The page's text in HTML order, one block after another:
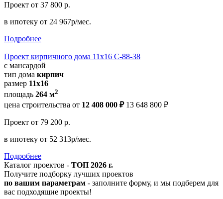
Проект от 37 800 р.
в ипотеку от 24 967р/мес.
Подробнее
Проект кирпичного дома 11x16 С-88-38
с мансардой
тип дома кирпич
размер 11x16
площадь 264 м2
цена строительства от 12 408 000 ₽ 13 648 800 ₽
Проект от 79 200 р.
в ипотеку от 52 313р/мес.
Подробнее
Каталог проектов - ТОП 2026 г.
Получите подборку лучших проектов
по вашим параметрам - заполните форму, и мы подберем для
вас подходящие проекты!